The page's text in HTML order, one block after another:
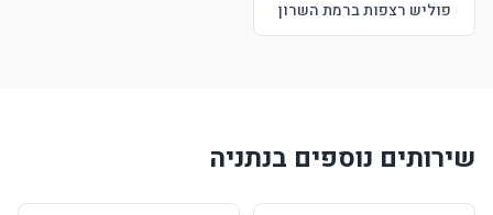
פוליש רצפות ברמת השרון
שירותים נוספים בנתניה